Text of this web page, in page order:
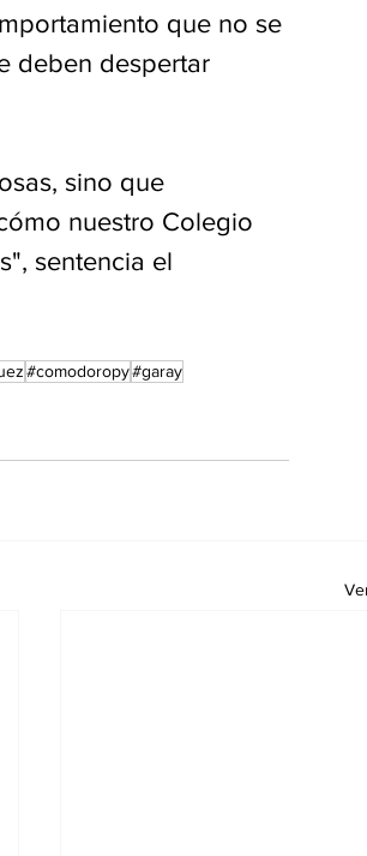
que no se
deben despertar
sino que
nuestro Colegio
sentencia el
#comodoropy#garay